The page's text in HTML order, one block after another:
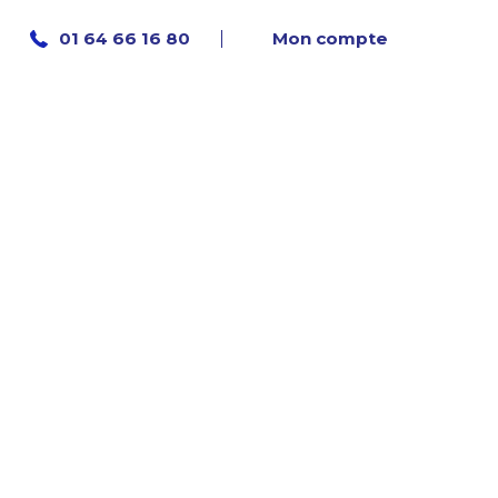
01 64 66 16 80 Mon compte